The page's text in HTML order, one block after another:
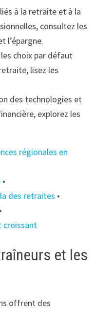
à la retraite et à la
consultez les
l’épargne.
choix par défaut
lisez les
des technologies et
explorez les
régionales en
•
des retraites •
croissant
et les
offrent des